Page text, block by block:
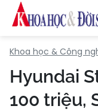
Khoa học & Công
Hyundai
100 triệu,